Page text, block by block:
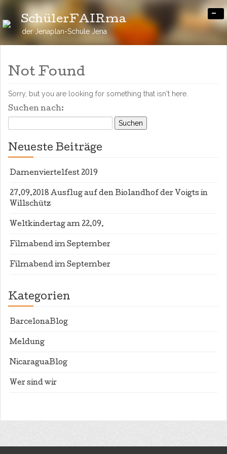
SchülerFAIRma
der Jenaplan-Schule Jena
-
Not Found
Sorry, but you are looking for something that isn't here.
Suchen nach:
Neueste Beiträge
Damenviertelfest 2019
27.09.2018 Ausflug auf den Biolandhof der Voigts in
Willschütz
Weltkindertag am 22.09.
Filmabend im September
Filmabend im September
Kategorien
BarcelonaBlog
Meldung
NicaraguaBlog
Wer sind wir